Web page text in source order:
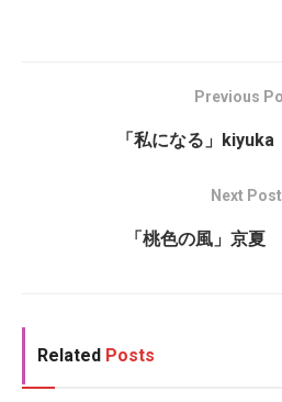
Previous
「私になる」
Next Post
「桃色の風」京
Related Posts